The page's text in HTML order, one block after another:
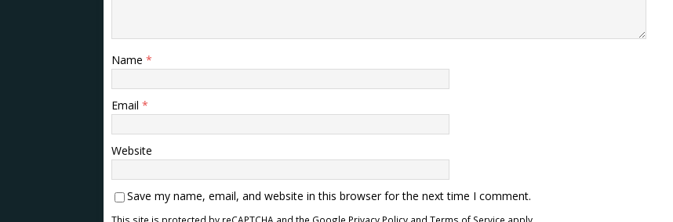
Name *
Email *
Website
Save my name, email, and website in this browser for the next time I comment.